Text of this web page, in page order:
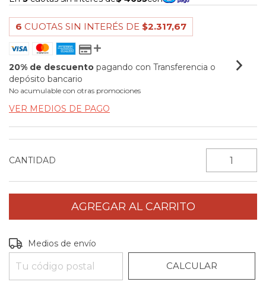
6 CUOTAS SIN INTERÉS DE $2.317,67
20% de descuento pagando con Transferencia o
depósito bancario
No acumulable con otras promociones
VER MEDIOS DE PAGO
CANTIDAD
Entregas para el CP:
Medios de envío
CALCULAR